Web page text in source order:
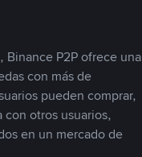
P2P ofrece una
con más de
pueden comprar,
otros usuarios,
en un mercado de